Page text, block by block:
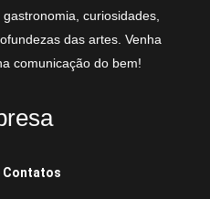
curiosidades,
das artes. Venha
comunicação do bem!
Contatos